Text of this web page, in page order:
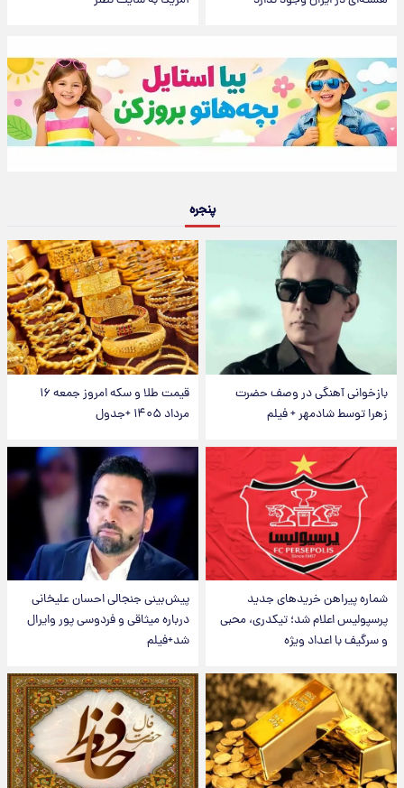
پنجره
بازخوانی آهنگی در وصف حضرت
زهرا توسط شادمهر + فیلم
قیمت طلا و سکه امروز جمعه ۱۶
مرداد ۱۴۰۵ +جدول
شماره پیراهن خریدهای جدید
پرسپولیس اعلام شد؛ تیکدری، محبی
و سرگیف با اعداد ویژه
پیش‌بینی جنجالی احسان علیخانی
درباره میثاقی و فردوسی پور وایرال
شد+فیلم